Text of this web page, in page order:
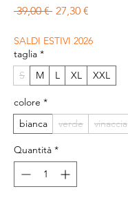
39,00 € Prezzo regolare
27,30 €
SALDI ESTIVI 2026
taglia *
S
M L XL XXL
colore *
bianca
verde vinaccia
Quantità *